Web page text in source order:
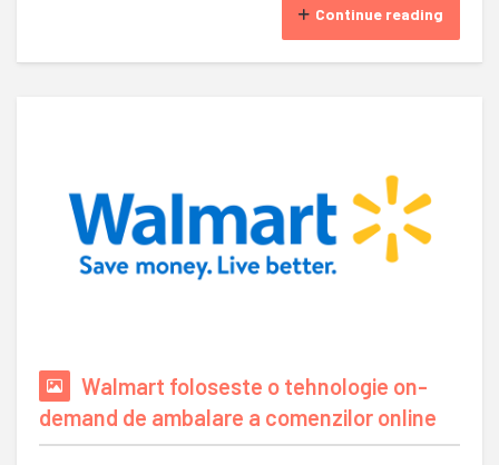
Continue reading
Walmart foloseste o tehnologie on-
demand de ambalare a comenzilor online